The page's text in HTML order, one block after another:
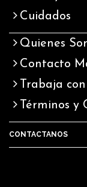
Cuidados
Quienes
Contacto
Trabaja
Términos y
CONTACTANOS